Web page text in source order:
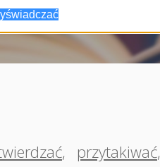
, przytakiwać,